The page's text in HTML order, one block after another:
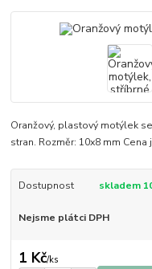
Oranžový, plastový motýlek
stran. Rozměr: 10x8 mm Cena
Dostupnost skladem
Nejsme plátci DPH
1 Kč/ks